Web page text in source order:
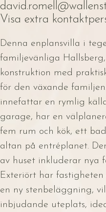
Visa extra
Denna enplansvilla i
familjevänliga
konstruktion med
för den växande
innefattar en rymlig
garage, har en
fem rum och kök, ett
altan på entréplanet.
av huset inkluderar nya
Exteriört har
en ny stenbeläggning,
inbjudande uteplats,